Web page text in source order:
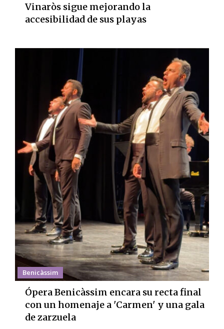
Vinaròs sigue mejorando la
accesibilidad de sus playas
Benicàssim
Ópera Benicàssim encara su recta final
con un homenaje a 'Carmen' y una gala
de zarzuela